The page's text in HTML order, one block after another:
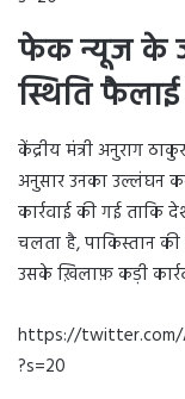
फेक न्यूज के
स्थिति
केंद्रीय मंत्री अनुराग ठाकुर
अनुसार उनका उल्लंघन
कार्रवाई की गई
चलता है, पाकिस्तान
उसके ख़िलाफ़ कड़ी
https://twitter.com/
?s=20